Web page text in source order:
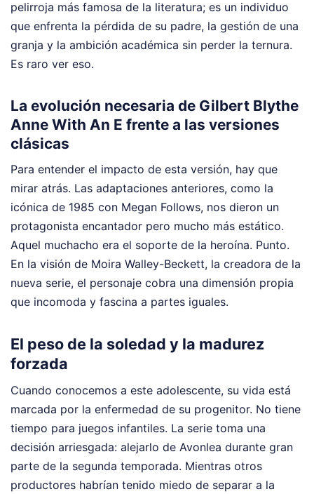
pelirroja más famosa de la literatura; es un individuo
que enfrenta la pérdida de su padre, la gestión de una
granja y la ambición académica sin perder la ternura.
Es raro ver eso.
La evolución necesaria de Gilbert Blythe
Anne With An E frente a las versiones
clásicas
Para entender el impacto de esta versión, hay que
mirar atrás. Las adaptaciones anteriores, como la
icónica de 1985 con Megan Follows, nos dieron un
protagonista encantador pero mucho más estático.
Aquel muchacho era el soporte de la heroína. Punto.
En la visión de Moira Walley-Beckett, la creadora de la
nueva serie, el personaje cobra una dimensión propia
que incomoda y fascina a partes iguales.
El peso de la soledad y la madurez
forzada
Cuando conocemos a este adolescente, su vida está
marcada por la enfermedad de su progenitor. No tiene
tiempo para juegos infantiles. La serie toma una
decisión arriesgada: alejarlo de Avonlea durante gran
parte de la segunda temporada. Mientras otros
productores habrían tenido miedo de separar a la